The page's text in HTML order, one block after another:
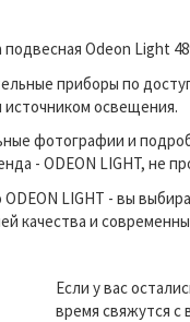
Odeon Light
приборы по
источником освещения.
фотографии и
- ODEON LIGHT, не
LIGHT - вы
качества и
Если у вас
время свяжутся с